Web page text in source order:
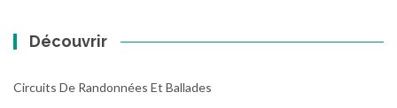
Découvrir
Circuits De Randonnées Et Ballades